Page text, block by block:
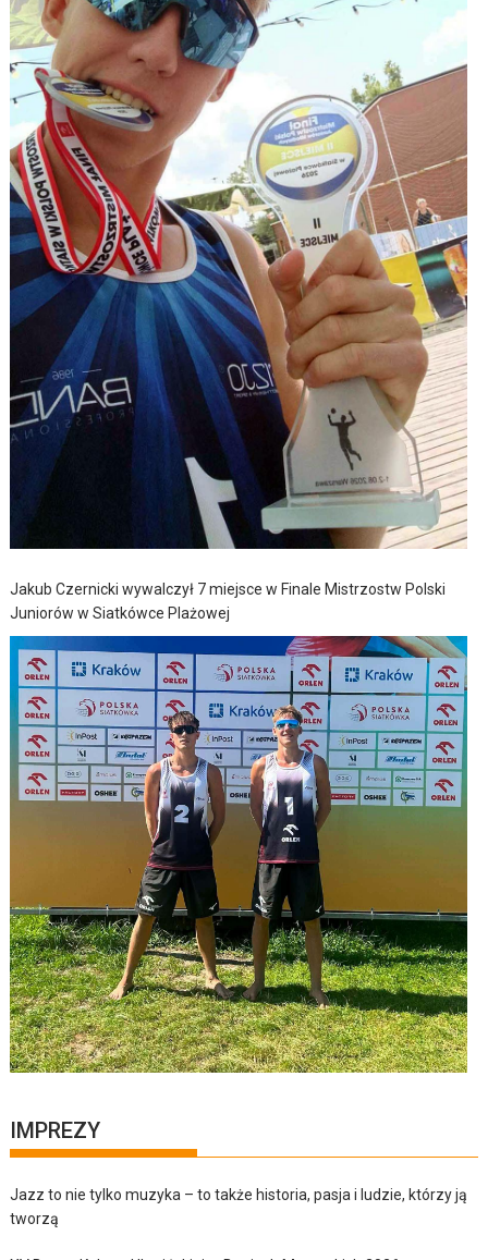
Jakub Czernicki wywalczył 7 miejsce w Finale Mistrzostw Polski
Juniorów w Siatkówce Plażowej
IMPREZY
Jazz to nie tylko muzyka – to także historia, pasja i ludzie, którzy ją
tworzą